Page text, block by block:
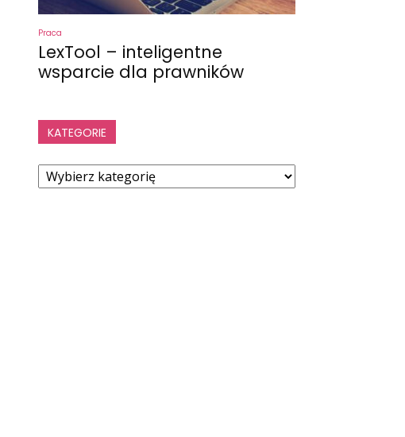
Praca
LexTool – inteligentne
wsparcie dla prawników
KATEGORIE
Kategorie